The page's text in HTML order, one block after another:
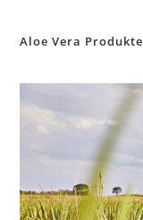
Aloe Vera Produkte